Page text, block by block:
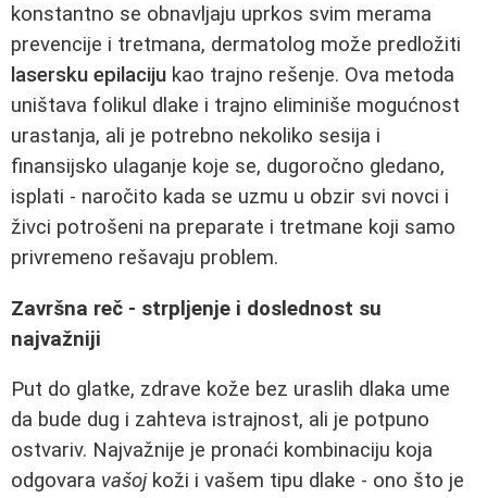
konstantno se obnavljaju uprkos svim merama
prevencije i tretmana, dermatolog može predložiti
lasersku epilaciju kao trajno rešenje. Ova metoda
uništava folikul dlake i trajno eliminiše mogućnost
urastanja, ali je potrebno nekoliko sesija i
finansijsko ulaganje koje se, dugoročno gledano,
isplati - naročito kada se uzmu u obzir svi novci i
živci potrošeni na preparate i tretmane koji samo
privremeno rešavaju problem.
Završna reč - strpljenje i doslednost su
najvažniji
Put do glatke, zdrave kože bez uraslih dlaka ume
da bude dug i zahteva istrajnost, ali je potpuno
ostvariv. Najvažnije je pronaći kombinaciju koja
odgovara vašojkoži i vašem tipu dlake - ono što je